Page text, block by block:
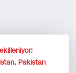
Pakistan